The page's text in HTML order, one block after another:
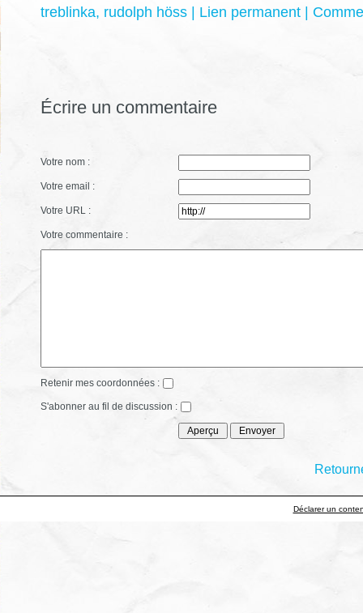
treblinka, rudolph höss Lien permanent
Écrire un commentaire
Votre nom :
Votre email :
Votre URL :
Votre commentaire :
Retenir mes coordonnées :
S'abonner au fil de discussion :
Déclarer un